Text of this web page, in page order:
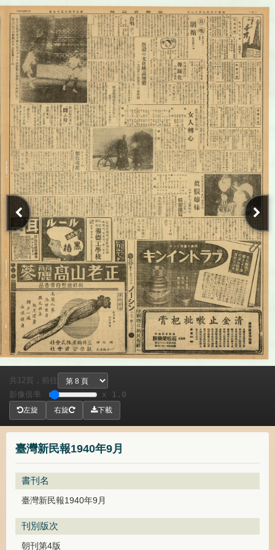
臺灣新民報1940年9月
書刊名
臺灣新民報1940年9月
刊別版次
朝刊第4版
共 12頁，
前往
影像倍率
x 1.0
左旋 右旋 下載